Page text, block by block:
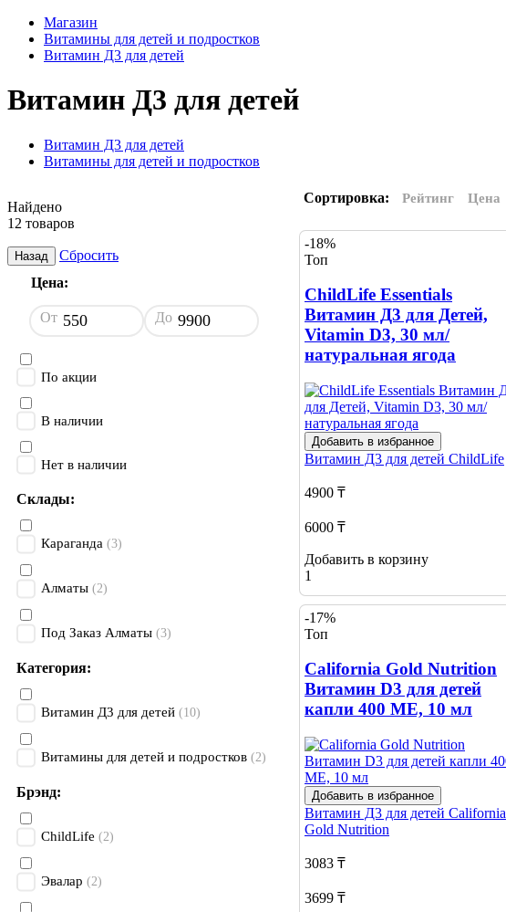
Магазин
Витамины для детей и подростков
Витамин Д3 для детей
Витамин Д3 для детей
Витамин Д3 для детей
Витамины для детей и подростков
Сортировка: Рейтинг Цена
Найдено
12 товаров
Назад
Сбросить
Цена:
От До
По акции
В наличии
Нет в наличии
Склады:
Караганда (3)
Алматы (2)
Под Заказ Алматы (3)
Категория:
Витамин Д3 для детей (10)
Витамины для детей и подростков (2)
Брэнд:
ChildLife (2)
Эвалар (2)
-18%
Топ
ChildLife Essentials
Витамин Д3 для Детей,
Vitamin D3, 30 мл/
натуральная ягода
Добавить в избранное
Витамин Д3 для детей ChildLife
4900 ₸
6000 ₸
Добавить в корзину
1
-17%
Топ
California Gold Nutrition
Витамин D3 для детей
капли 400 МЕ, 10 мл
Добавить в избранное
Витамин Д3 для детей California
Gold Nutrition
3083 ₸
3699 ₸